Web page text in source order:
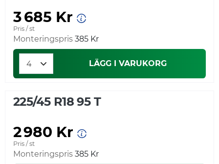
3 685 Kr
Pris / st
Monteringspris 385 Kr
LÄGG I VARUKORG
225/45 R18 95 T
2 980 Kr
Pris / st
Monteringspris 385 Kr